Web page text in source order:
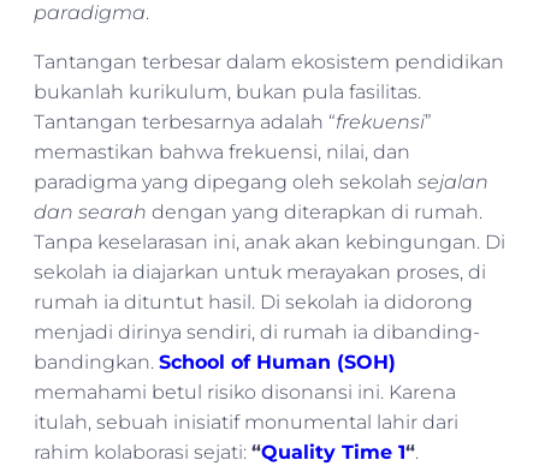
paradigma.
Tantangan terbesar dalam ekosistem pendidikan
bukanlah kurikulum, bukan pula fasilitas.
Tantangan terbesarnya adalah “frekuensi”
memastikan bahwa frekuensi, nilai, dan
paradigma yang dipegang oleh sekolah sejalan
dan searah dengan yang diterapkan di rumah.
Tanpa keselarasan ini, anak akan kebingungan. Di
sekolah ia diajarkan untuk merayakan proses, di
rumah ia dituntut hasil. Di sekolah ia didorong
menjadi dirinya sendiri, di rumah ia dibanding-
bandingkan. School of Human (SOH)
memahami betul risiko disonansi ini. Karena
itulah, sebuah inisiatif monumental lahir dari
rahim kolaborasi sejati: “Quality Time 1“.